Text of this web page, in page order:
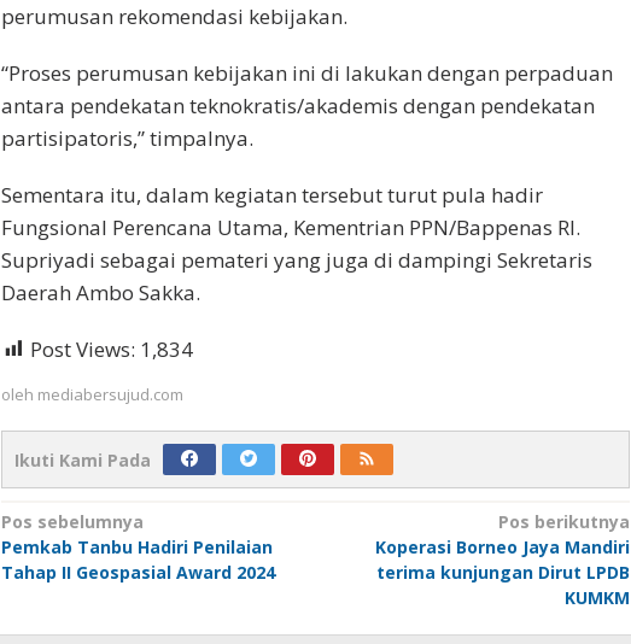
perumusan rekomendasi kebijakan.
“Proses perumusan kebijakan ini di lakukan dengan perpaduan
antara pendekatan teknokratis/akademis dengan pendekatan
partisipatoris,” timpalnya.
Sementara itu, dalam kegiatan tersebut turut pula hadir
Fungsional Perencana Utama, Kementrian PPN/Bappenas RI.
Supriyadi sebagai pemateri yang juga di dampingi Sekretaris
Daerah Ambo Sakka.
Post Views: 1,834
oleh mediabersujud.com
Ikuti Kami Pada
Navigasi
pos
Pos sebelumnya
Pemkab Tanbu Hadiri Penilaian
Tahap II Geospasial Award 2024
Pos berikutnya
Koperasi Borneo Jaya Mandiri
terima kunjungan Dirut LPDB
KUMKM